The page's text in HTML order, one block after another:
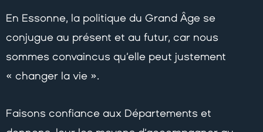
En Essonne, la politique du Grand Âge se
conjugue au présent et au futur, car nous
sommes convaincus qu’elle peut justement
« changer la vie ».
Faisons confiance aux Départements et